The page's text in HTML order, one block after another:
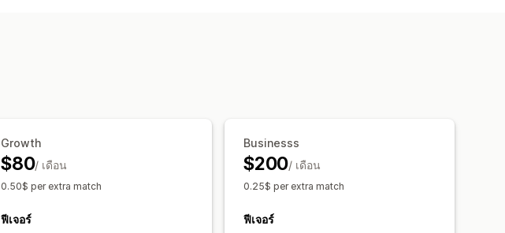
Growth
$80/ เดือน
0.50$ per extra match
ฟีเจอร์
Businesss
$200/ เดือน
0.25$ per extra match
ฟีเจอร์